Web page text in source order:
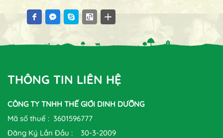
THÔNG TIN LIÊN HỆ
CÔNG TY TNHH THẾ GIỚI DINH DƯỠNG
Mã số thuế : 3601596777
Đăng Ký Lần Đầu : 30-3-2009